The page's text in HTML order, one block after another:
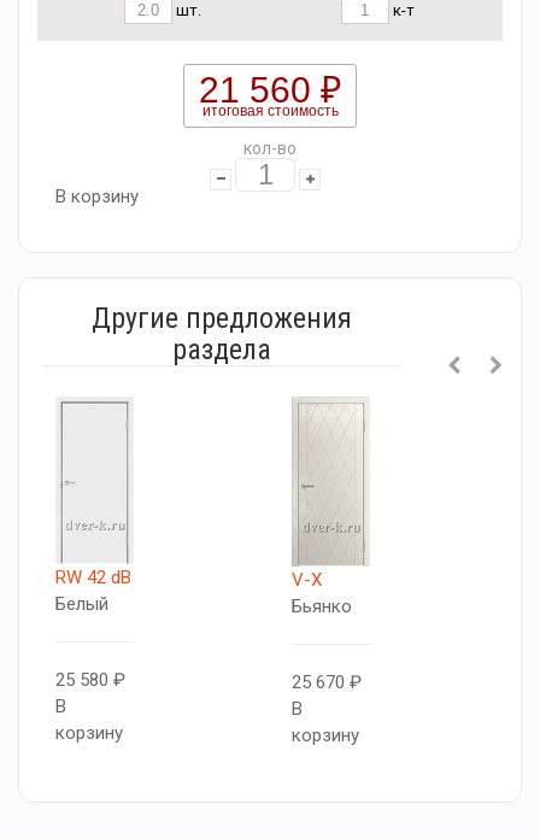
шт. к-т
21 560 ₽
итоговая стоимость
кол-во
В корзину
Другие предложения
раздела
RW 42 dB
Белый
25 580 ₽
В
корзину
V-X
Бьянко
25 670 ₽
В
корзину